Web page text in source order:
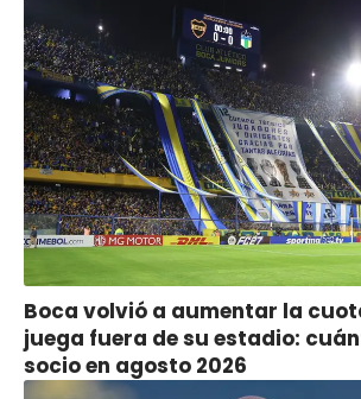
Boca volvió a aumentar la
juega fuera de su estadio:
socio en agosto 2026